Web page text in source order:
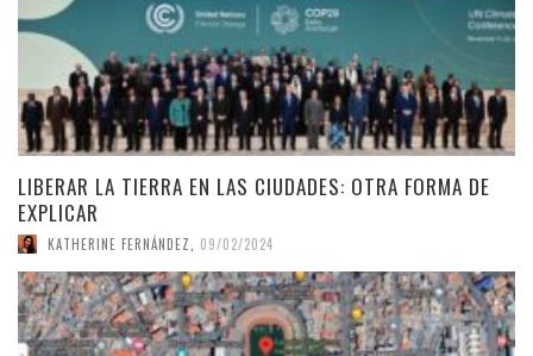
LIBERAR LA TIERRA EN LAS CIUDADES: OTRA FORMA DE
EXPLICAR
KATHERINE FERNÁNDEZ 09/02/2024